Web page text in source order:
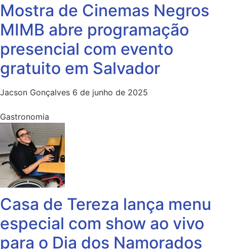
Mostra de Cinemas Negros
MIMB abre programação
presencial com evento
gratuito em Salvador
Jacson Gonçalves 6 de junho de 2025
Gastronomia
Casa de Tereza lança menu
especial com show ao vivo
para o Dia dos Namorados